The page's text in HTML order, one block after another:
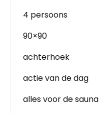
4 persoons
90×90
achterhoek
actie van de dag
alles voor de sauna